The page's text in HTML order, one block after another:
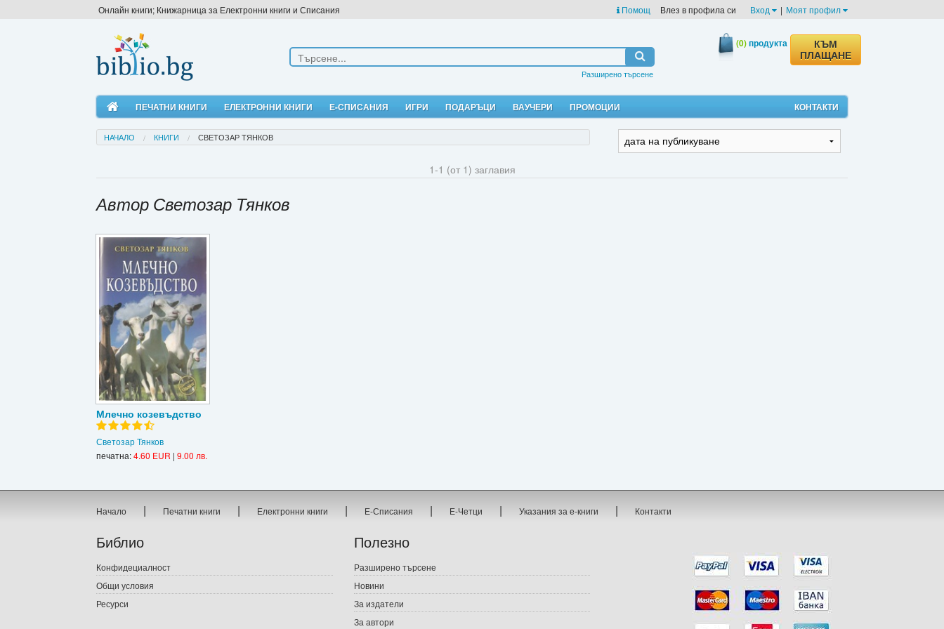
Онлайн книги; Книжарница за Електронни книги и Списания Помощ Влез в профила си Вход | Моят профил
Разширено търсене
(0)продукта
КЪМ
ПЛАЩАНЕ
ПЕЧАТНИ КНИГИ ЕЛЕКТРОННИ КНИГИ Е-СПИСАНИЯ ИГРИ ПОДАРЪЦИ ВАУЧЕРИ ПРОМОЦИИ КОНТАКТИ
НАЧАЛО КНИГИ СВЕТОЗАР ТЯНКОВ
1-1 (от 1) заглавия
Автор Светозар Тянков
Млечно козевъдство
Светозар Тянков
печатна:4.60 EUR | 9.00 лв.
Начало | Печатни книги | Електронни книги | Е-Списания | Е-Четци | Указания за е-книги | Контакти
Библио
Конфидециалност
Общи условия
Ресурси
Полезно
Разширено търсене
Новини
За издатели
За автори